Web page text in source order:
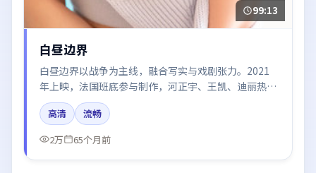
99:13
白昼边界
白昼边界以战争为主线，融合写实与戏剧张力。2021
年上映，法国班底参与制作，河正宇、王凯、迪丽热
巴、章子怡、周冬雨在片中呈现细腻表演，影像风格统
一，配乐与剪辑强化了情绪曲线。
高清
流畅
2万
65个月前